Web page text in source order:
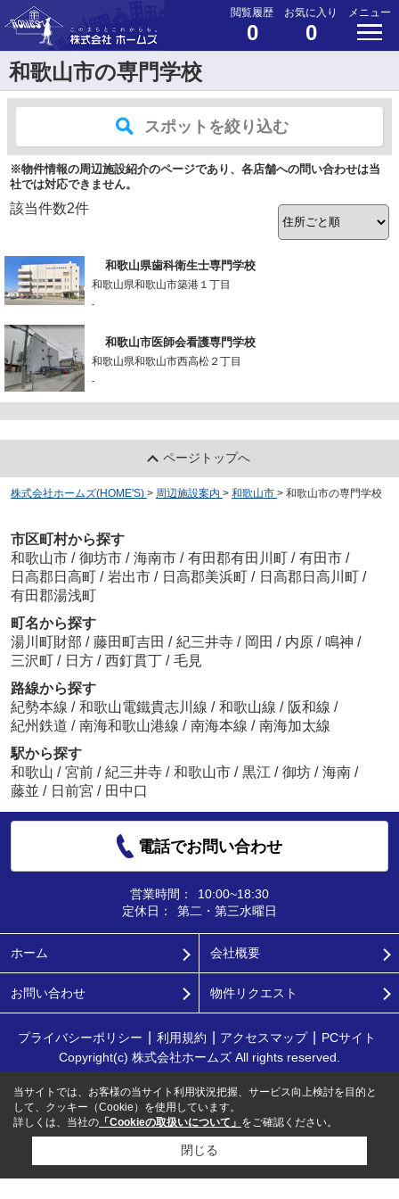
閲覧履歴
0
お気に入り
0
メニュー
和歌山市の専門学校
スポットを絞り込む
※物件情報の周辺施設紹介のページであり、各店舗への問い合わせは当
社では対応できません。
該当件数2件
和歌山県歯科衛生士専門学校
和歌山県和歌山市築港１丁目
-
和歌山市医師会看護専門学校
和歌山県和歌山市西高松２丁目
-
ページトップへ
株式会社ホームズ(HOME'S) > 周辺施設案内 > 和歌山市 > 和歌山市の専門学校
市区町村から探す
和歌山市 / 御坊市 / 海南市 / 有田郡有田川町 / 有田市 /
日高郡日高町 / 岩出市 / 日高郡美浜町 / 日高郡日高川町 /
有田郡湯浅町
町名から探す
湯川町財部 / 藤田町吉田 / 紀三井寺 / 岡田 / 内原 / 鳴神 /
三沢町 / 日方 / 西釘貫丁 / 毛見
路線から探す
紀勢本線 / 和歌山電鐵貴志川線 / 和歌山線 / 阪和線 /
紀州鉄道 / 南海和歌山港線 / 南海本線 / 南海加太線
駅から探す
和歌山 / 宮前 / 紀三井寺 / 和歌山市 / 黒江 / 御坊 / 海南 /
藤並 / 日前宮 / 田中口
電話でお問い合わせ
営業時間：
10:00~18:30
定休日：
第二・第三水曜日
ホーム 会社概要
お問い合わせ 物件リクエスト
プライバシーポリシー 利用規約 アクセスマップ
PCサイト
Copyright(c) 株式会社ホームズ All rights reserved.
当サイトでは、お客様の当サイト利用状況把握、サービス向上検討を目的と
して、クッキー（Cookie）を使用しています。
詳しくは、当社の 「Cookieの取扱いについて」 をご確認ください。
閉じる